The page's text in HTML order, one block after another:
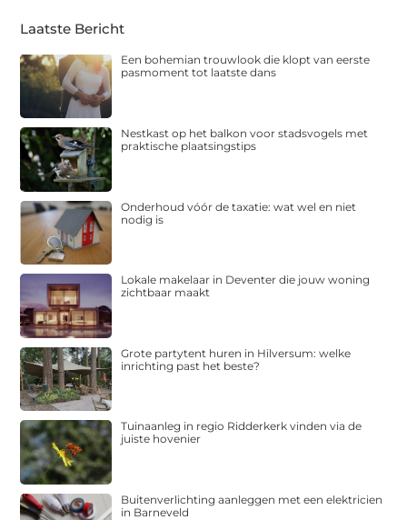
Laatste Bericht
Een bohemian trouwlook die klopt van eerste
pasmoment tot laatste dans
Nestkast op het balkon voor stadsvogels met
praktische plaatsingstips
Onderhoud vóór de taxatie: wat wel en niet
nodig is
Lokale makelaar in Deventer die jouw woning
zichtbaar maakt
Grote partytent huren in Hilversum: welke
inrichting past het beste?
Tuinaanleg in regio Ridderkerk vinden via de
juiste hovenier
Buitenverlichting aanleggen met een elektricien
in Barneveld